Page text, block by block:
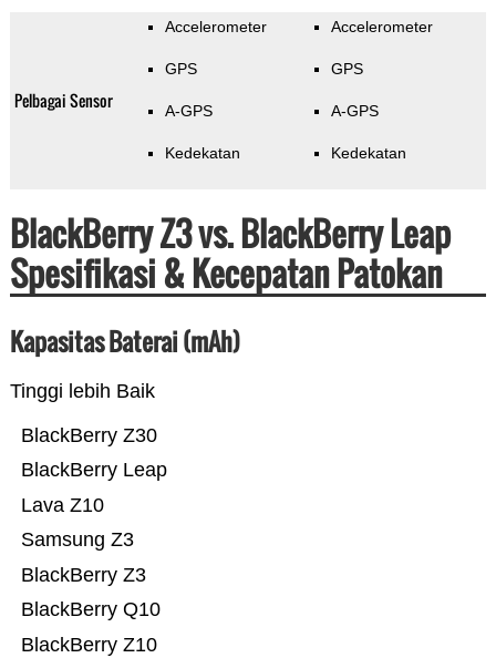
Pelbagai Sensor
Accelerometer
GPS
A-GPS
Kedekatan
Accelerometer
GPS
A-GPS
Kedekatan
BlackBerry Z3 vs. BlackBerry Leap
Spesifikasi & Kecepatan Patokan
Kapasitas Baterai (mAh)
Tinggi lebih Baik
BlackBerry Z10
BlackBerry Q10
BlackBerry Z3
Samsung Z3
Lava Z10
BlackBerry Leap
BlackBerry Z30